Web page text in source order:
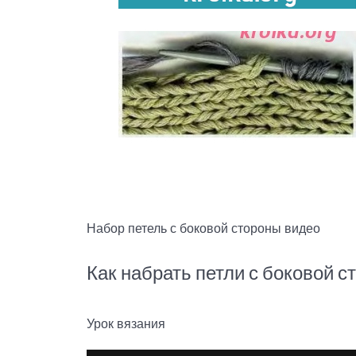
Набор петель с боковой стороны видео
Как набрать петли с боковой
Урок вязания